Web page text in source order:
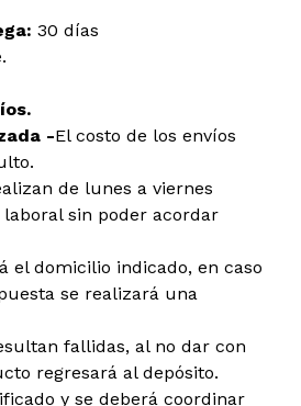
30 días
-El costo de los envíos
de lunes a viernes
sin poder acordar
el domicilio indicado, en caso
se realizará una
fallidas, al no dar con
regresará al depósito.
y se deberá coordinar